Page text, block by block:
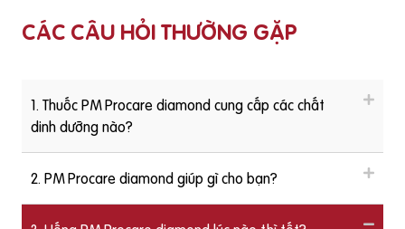
CÁC CÂU HỎI THƯỜNG GẶP
1. Thuốc PM Procare diamond cung cấp các chất
dinh dưỡng nào?
2. PM Procare diamond giúp gì cho bạn?